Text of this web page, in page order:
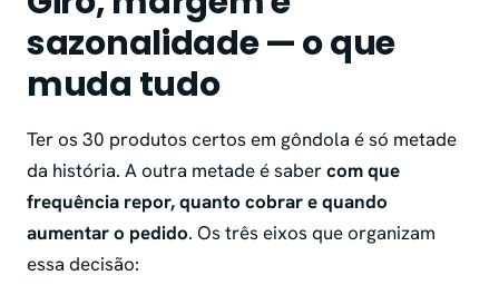
sazonalidade — o que
muda tudo
Ter os 30 produtos certos em gôndola é só metade
da história. A outra metade é sabercom que
frequência repor, quanto cobrar e quando
aumentar o pedido. Os três eixos que organizam
essa decisão: